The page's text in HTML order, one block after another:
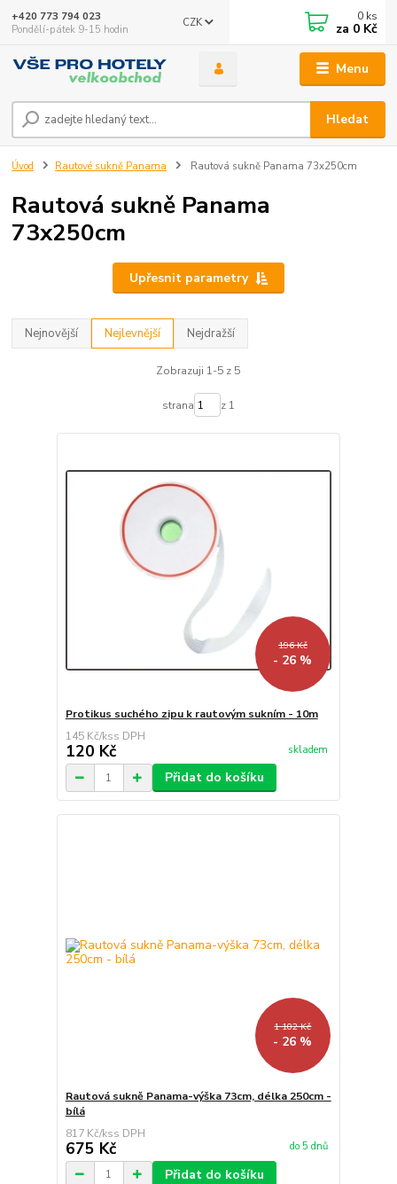
Menu
CZK
Hledat
+420 773 794 023
Pondělí-pátek 9-15 hodin
0 ks
za 0 Kč
Úvod Rautové sukně Panama Rautová sukně Panama 73x250cm
Rautová sukně Panama
73x250cm
Upřesnit parametry
Nejnovější Nejlevnější Nejdražší
Zobrazuji 1-5 z 5
strana z 1
196 Kč
- 26 %
Protikus suchého zipu k rautovým sukním - 10m
145 Kč/ks
120 Kč skladem
Přidat do košíku
1 102 Kč
- 26 %
Rautová sukně Panama-výška 73cm, délka 250cm -
bílá
817 Kč/ks
675 Kč do 5 dnů
Přidat do košíku